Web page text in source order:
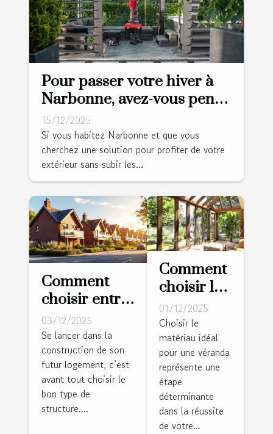
Pour passer votre hiver à
Narbonne, avez-vous pensé
à la pergola bioclimatique ?
15/12/2025
Si vous habitez Narbonne et que vous
cherchez une solution pour profiter de votre
extérieur sans subir les...
Comment
choisir entre
maison
traditionnelle
et maison
ossature bois
?
03/12/2025
Se lancer dans la
construction de son
futur logement, c’est
avant tout choisir le
bon type de
structure....
Comment
choisir le
bon
matériau
pour votre
véranda ?
01/12/2025
Choisir le
matériau idéal
pour une véranda
représente une
étape
déterminante
dans la réussite
de votre...